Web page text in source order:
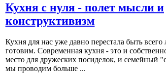
Кухня с нуля - полет мысли и
конструктивизм
Кухня для нас уже давно перестала быть
готовим. Современная кухня - это и
место для дружеских посиделок, и семейный
мы проводим больше ...